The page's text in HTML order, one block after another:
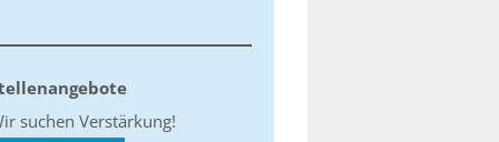
suchen Verstärkung!